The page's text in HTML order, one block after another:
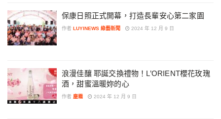
保康日照正式開幕，打造長輩安心第二家園
作者 LUYINEWS 綠藝新聞 2024 年 12 月 9 日
浪漫佳釀 耶誕交換禮物！L’ORIENT櫻花玫瑰
酒，甜蜜溫暖妳的心
作者 塵霜 2024 年 12 月 9 日